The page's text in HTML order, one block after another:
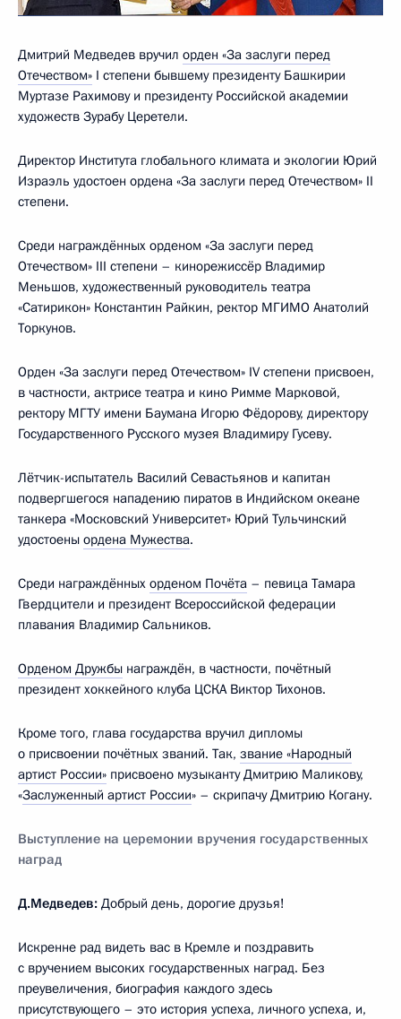
Дмитрий Медведев вручил орден «За заслуги перед
Отечеством» I степени бывшему президенту Башкирии
Муртазе Рахимову и президенту Российской академии
художеств Зурабу Церетели.
Директор Института глобального климата и экологии Юрий
Израэль удостоен ордена «За заслуги перед Отечеством» II
степени.
Среди награждённых орденом «За заслуги перед
Отечеством» III степени – кинорежиссёр Владимир
Меньшов, художественный руководитель театра
«Сатирикон» Константин Райкин, ректор МГИМО Анатолий
Торкунов.
Орден «За заслуги перед Отечеством» IV степени присвоен,
в частности, актрисе театра и кино Римме Марковой,
ректору МГТУ имени Баумана Игорю Фёдорову, директору
Государственного Русского музея Владимиру Гусеву.
Лётчик-испытатель Василий Севастьянов и капитан
подвергшегося нападению пиратов в Индийском океане
танкера «Московский Университет» Юрий Тульчинский
удостоены ордена Мужества.
Среди награждённых орденом Почёта – певица Тамара
Гвердцители и президент Всероссийской федерации
плавания Владимир Сальников.
Орденом Дружбы награждён, в частности, почётный
президент хоккейного клуба ЦСКА Виктор Тихонов.
Кроме того, глава государства вручил дипломы
о присвоении почётных званий. Так, звание «Народный
артист России» присвоено музыканту Дмитрию Маликову,
«Заслуженный артист России» – скрипачу Дмитрию Когану.
Выступление на церемонии вручения государственных
наград
Д.Медведев: Добрый день, дорогие друзья!
Искренне рад видеть вас в Кремле и поздравить
с вручением высоких государственных наград. Без
преувеличения, биография каждого здесь
присутствующего – это история успеха, личного успеха, и,